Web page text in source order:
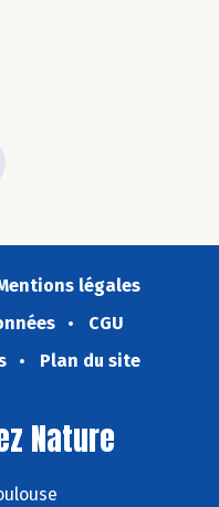
légales
CGU
Plan du site
Nature